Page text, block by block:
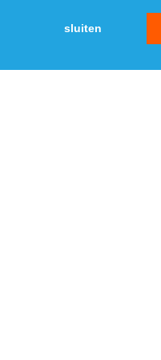
sluiten